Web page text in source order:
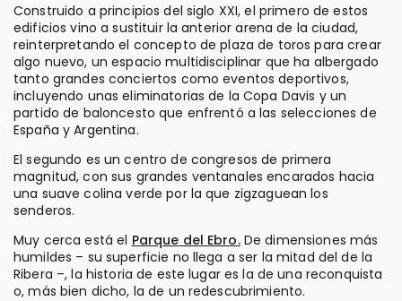
Construido a principios del siglo XXI, el primero de estos
edificios vino a sustituir la anterior arena de la ciudad,
reinterpretando el concepto de plaza de toros para crear
algo nuevo, un espacio multidisciplinar que ha albergado
tanto grandes conciertos como eventos deportivos,
incluyendo unas eliminatorias de la Copa Davis y un
partido de baloncesto que enfrentó a las selecciones de
España y Argentina.
El segundo es un centro de congresos de primera
magnitud, con sus grandes ventanales encarados hacia
una suave colina verde por la que zigzaguean los
senderos.
Muy cerca está el Parque del Ebro.De dimensiones más
humildes – su superficie no llega a ser la mitad del de la
Ribera –, la historia de este lugar es la de una reconquista
o, más bien dicho, la de un redescubrimiento.